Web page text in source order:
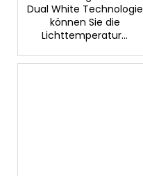
Dual White Technologie
können Sie die
Lichttemperatur...